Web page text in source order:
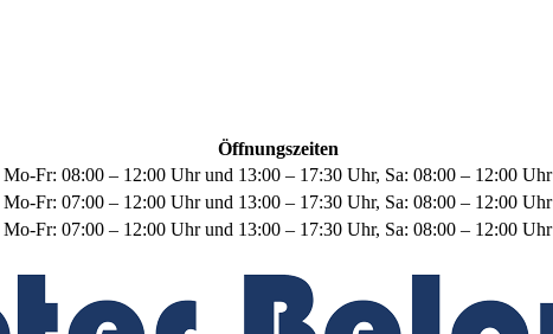
Öffnungszeiten
Mo-Fr: 08:00 – 12:00 Uhr und 13:00 – 17:30 Uhr, Sa: 08:00 – 12:00 Uhr
Mo-Fr: 07:00 – 12:00 Uhr und 13:00 – 17:30 Uhr, Sa: 08:00 – 12:00 Uhr
Mo-Fr: 07:00 – 12:00 Uhr und 13:00 – 17:30 Uhr, Sa: 08:00 – 12:00 Uhr